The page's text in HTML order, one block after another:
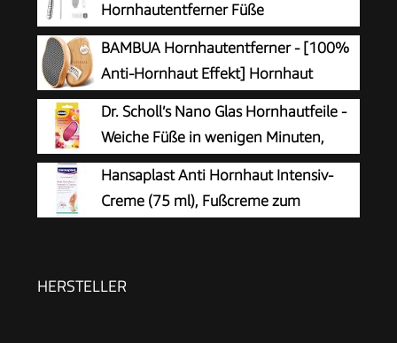
Hornhautentferner Füße
Hornhautrasierer - Edelstahl Fußraspel
Harte Haut Ferse Hornhautentfernung Pediküre
Set für Hand Füße Fußpflege mit 10
Ersatzklingen Silber
BAMBUA Hornhautentferner - [100%
Anti-Hornhaut Effekt] Hornhaut
Entfernen Fuß - Zur Fußpflege für
schöne Füße - Effektives Nano Glas -
Professionelle Pediküre - Premium Bimsstein
Fußpflege (Schwarz)
Dr. Scholl’s Nano Glas Hornhautfeile -
Weiche Füße in wenigen Minuten,
Hornhautentferner, Special Edition
Rosa, Pediküre, Geeignet für Nasse oder
Trockene Füße, Hornhaut Entfernen Fuß,
Hansaplast Anti Hornhaut Intensiv-
Creme (75 ml), Fußcreme zum
sehr trockene Haut mit Urea
HERSTELLER